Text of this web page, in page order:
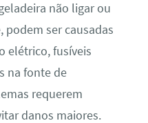
não ligar ou
ser causadas
elétrico, fusíveis
na fonte de
requerem
danos maiores.